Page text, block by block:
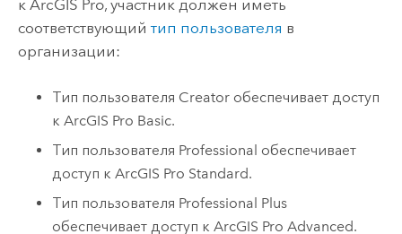
к ArcGIS Pro, участник должен иметь
соответствующий тип пользователя в
организации:
Тип пользователя Creator обеспечивает доступ
кArcGIS Pro Basic.
Тип пользователя Professional обеспечивает
доступ кArcGIS Pro Standard.
Тип пользователя Professional Plus
обеспечивает доступ кArcGIS Pro Advanced.